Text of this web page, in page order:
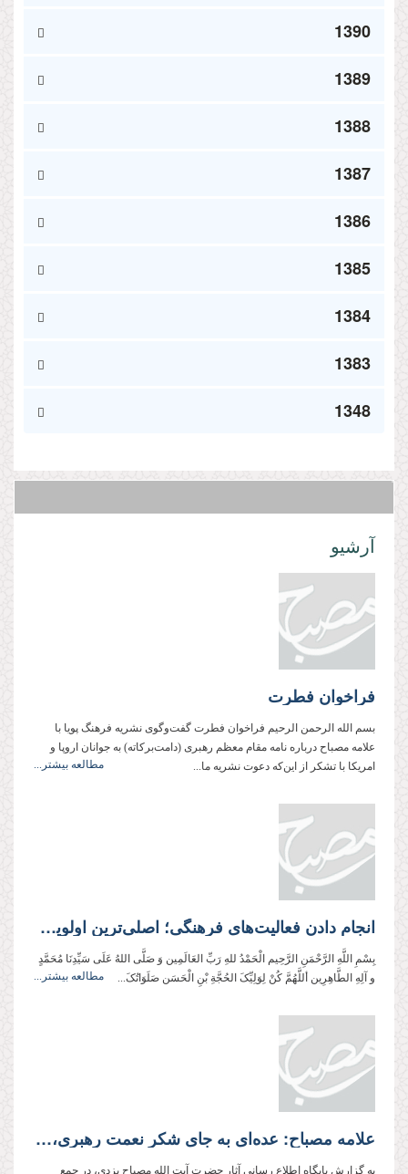
1390
1389
1388
1387
1386
1385
1384
1383
1348
آرشیو
فراخوان فطرت
بسم الله الرحمن الرحیم فراخوان فطرت گفت‌وگوی نشریه فرهنگ پویا با
علامه مصباح درباره نامه مقام معظم رهبری (دامت‌برکاته) به جوانان اروپا و
امریکا با تشکر از این‌که دعوت نشریه ما...
مطالعه بیشتر...
انجام دادن فعالیت‌های فرهنگی؛ اصلی‌ترین اولویت فرهیختگان
بِسْمِ اللَّهِ الرَّحْمَنِ الرَّحِیم الْحَمْدُ للهِ رَبِّ العَالَمِین وَ صَلَّی اللهُ عَلَی سَیِّدِنَا مُحَمَّدٍ
و آلِهِ الطَّاهِرِین أللَّهُمَّ کُنْ لِوَلِیِّکَ الحُجَّةِ بْنِ الْحَسَن صَلَوَاتُکَ...
مطالعه بیشتر...
علامه مصباح: عده‌ای به جای شکر نعمت رهبری، او را رقیب خود می‌دانند!
به گزارش پایگاه اطلاع رسانی آثار حضرت آیت الله مصباح یزدی، در جمع